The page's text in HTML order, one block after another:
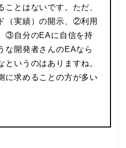
ことはないです。ただ、
（実績）の開示、②利用
③自分のEAに自信を持
な開発者さんのEAなら
というのはありますね。
に求めることの方が多い